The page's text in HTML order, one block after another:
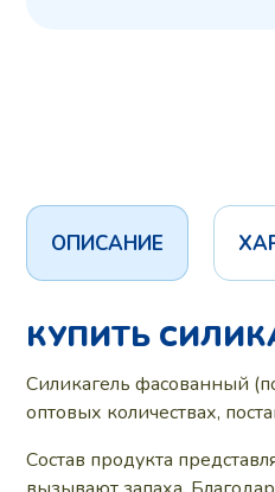
ОПИСАНИЕ
КУПИТЬ
Силикагель фасованный
оптовых количествах,
Состав продукта